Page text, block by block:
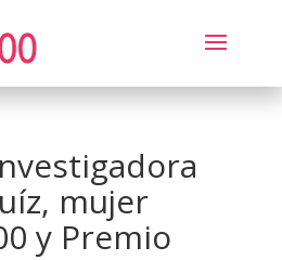
mujer
y Premio